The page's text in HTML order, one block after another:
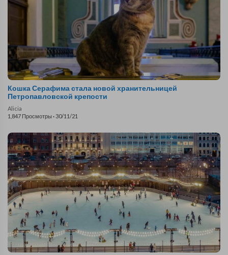
Кошка Серафима стала новой хранительницей
Петропавловской крепости
Alicia
1,847 Просмотры · 30/11/21